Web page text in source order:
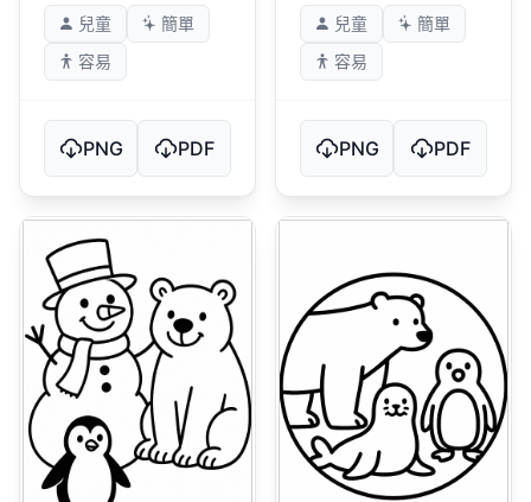
兒童
簡單
容易
PNG PDF
兒童
簡單
容易
PNG PDF